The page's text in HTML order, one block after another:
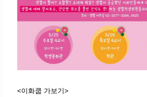
<이화쿱 가보기>